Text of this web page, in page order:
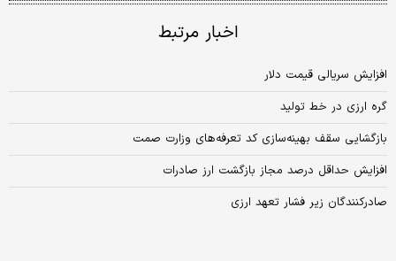
اخبار مرتبط
افزایش سریالی قیمت دلار
گره ارزی در خط تولید
بازگشایی سقف بهینه‌سازی کد تعرفه‌های وزارت صمت
افزایش حداقل درصد مجاز بازگشت ارز صادرات
صادرکنندگان زیر فشار تعهد ارزی